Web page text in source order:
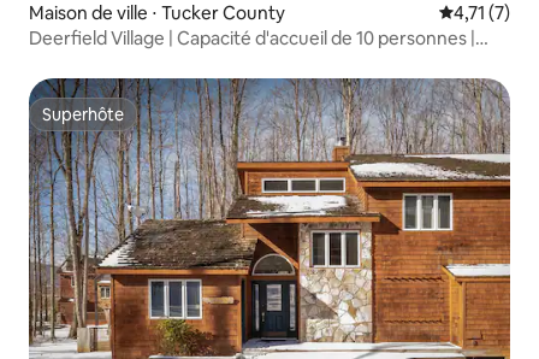
Maison de ville ⋅ Tucker County Évaluation
4,71 (7)
Deerfield Village | Capacité d'accueil de 10 personnes |
Superhôte
Superhôte